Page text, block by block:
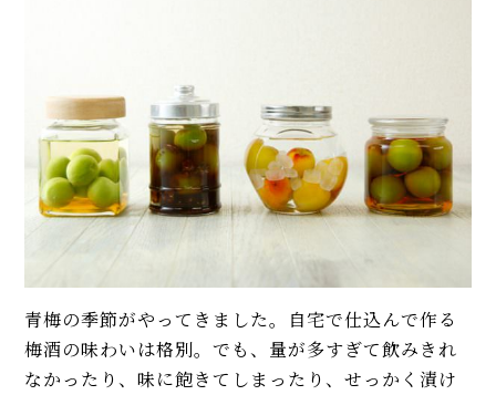
青梅の季節がやってきました。自宅で仕込んで作る
梅酒の味わいは格別。でも、量が多すぎて飲みきれ
なかったり、味に飽きてしまったり、せっかく漬け
（レシピ）。憧れの「梅仕事」
にチャレンジしよう
【初心者必見】干さない、シソ
不要！ 昔ながらの塩漬け梅干し
の簡単な作り方
不揃いだから美味しい、本物の
梅干し「龍神梅」。三越伊勢丹
の＜THE FOOD＞試食会
【基本の塩分18%】手作り梅干
しのレシピ（作り方）。初めて
でも失敗しにくい！
イベント・ピックアップ
リーブ油を使わないこと!?
柚子胡椒（ゆずこしょう）の自
家製レシピ。市販品では味わえ
ないフレッシュさ！
【基本】とうもろこしのゆで
方。甘さを120%引き出すには、
水から皮付き＆時間をかけて加
熱が正解！
【初心者必見】干さない、シソ
不要！ 昔ながらの塩漬け梅干し
の簡単な作り方